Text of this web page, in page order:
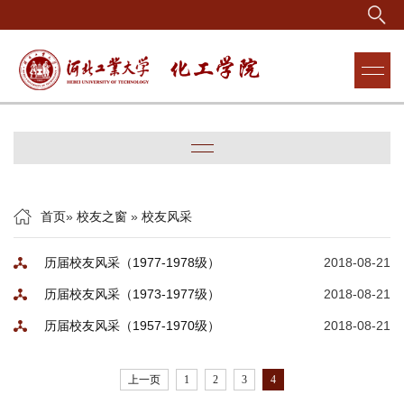
首页» 校友之窗 » 校友风采
2018-08-21
历届校友风采（1977-1978级）
2018-08-21
历届校友风采（1973-1977级）
2018-08-21
历届校友风采（1957-1970级）
上一页 1 2 3 4